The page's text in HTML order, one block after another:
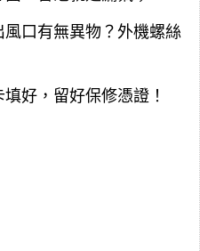
口有無異物？外機螺絲
好，留好保修憑證！